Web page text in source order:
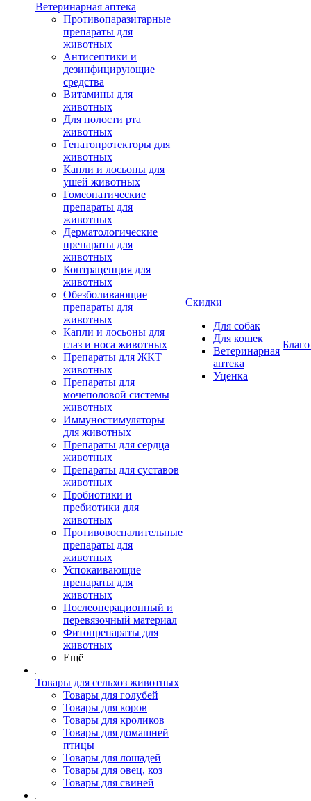
Ветеринарная аптека
Противопаразитарные
препараты для
животных
Антисептики и
дезинфицирующие
средства
Витамины для
животных
Для полости рта
животных
Гепатопротекторы для
животных
Капли и лосьоны для
ушей животных
Гомеопатические
препараты для
животных
Дерматологические
препараты для
животных
Контрацепция для
животных
Обезболивающие
препараты для
животных
Капли и лосьоны для
глаз и носа животных
Препараты для ЖКТ
животных
Препараты для
мочеполовой системы
животных
Иммуностимуляторы
для животных
Препараты для сердца
животных
Препараты для суставов
животных
Пробиотики и
пребиотики для
животных
Противовоспалительные
препараты для
животных
Успокаивающие
препараты для
животных
Послеоперационный и
перевязочный материал
Фитопрепараты для
животных
Ещё
Товары для сельхоз животных
Товары для голубей
Товары для коров
Товары для кроликов
Товары для домашней
птицы
Товары для лошадей
Товары для овец, коз
Товары для свиней
Скидки
Для собак
Для кошек
Ветеринарная
аптека
Уценка